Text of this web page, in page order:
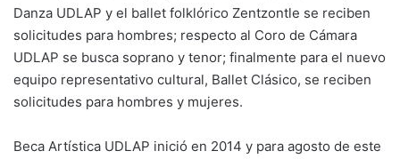
Danza UDLAP y el ballet folklórico Zentzontle se reciben
solicitudes para hombres; respecto al Coro de Cámara
UDLAP se busca soprano y tenor; finalmente para el nuevo
equipo representativo cultural, Ballet Clásico, se reciben
solicitudes para hombres y mujeres.
Beca Artística UDLAP inició en 2014 y para agosto de este